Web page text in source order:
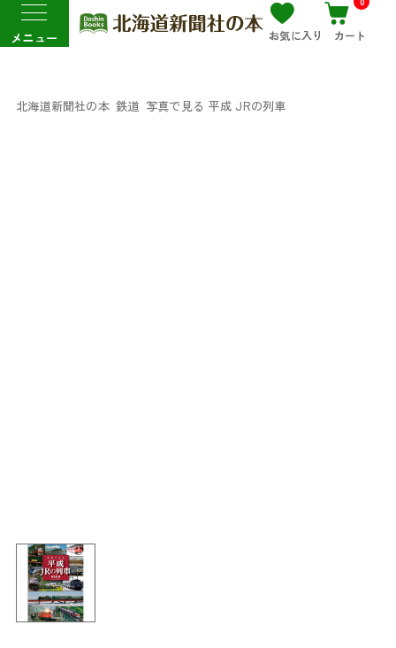
メニュー お気に入り カート
北海道新聞社の本 鉄道 写真で見る 平成 JRの列車